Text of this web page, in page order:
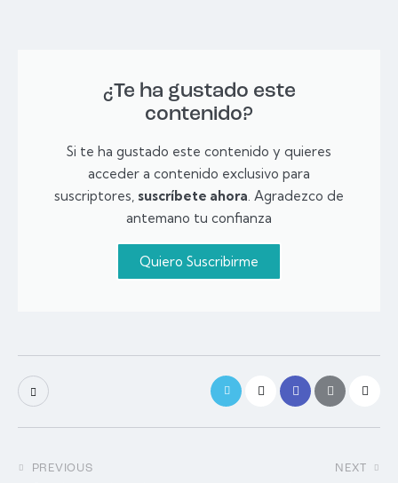
¿Te ha gustado este
contenido?
Si te ha gustado este contenido y quieres
acceder a contenido exclusivo para
suscriptores, suscríbete ahora. Agradezco de
antemano tu confianza
Quiero Suscribirme
PREVIOUS NEXT